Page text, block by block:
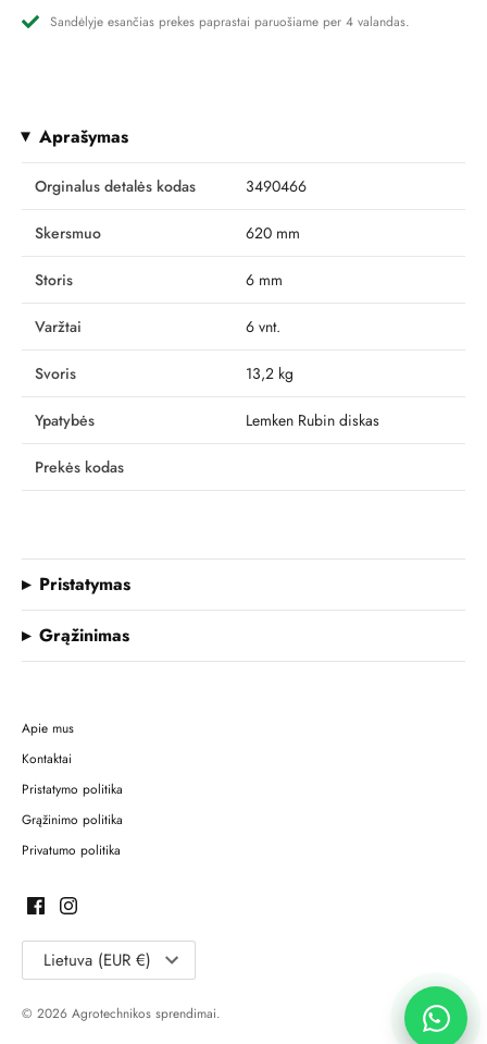
Sandėlyje esančias prekes paprastai paruošiame per 4 valandas.
Aprašymas
Orginalus detalės kodas 3490466
Skersmuo 620 mm
Storis 6 mm
Varžtai 6 vnt.
Svoris 13,2 kg
Ypatybės Lemken Rubin diskas
Prekės kodas
Pristatymas
Grąžinimas
Apie mus
Kontaktai
Pristatymo politika
Grąžinimo politika
Privatumo politika
Lietuva (EUR €)
© 2026 Agrotechnikos sprendimai.